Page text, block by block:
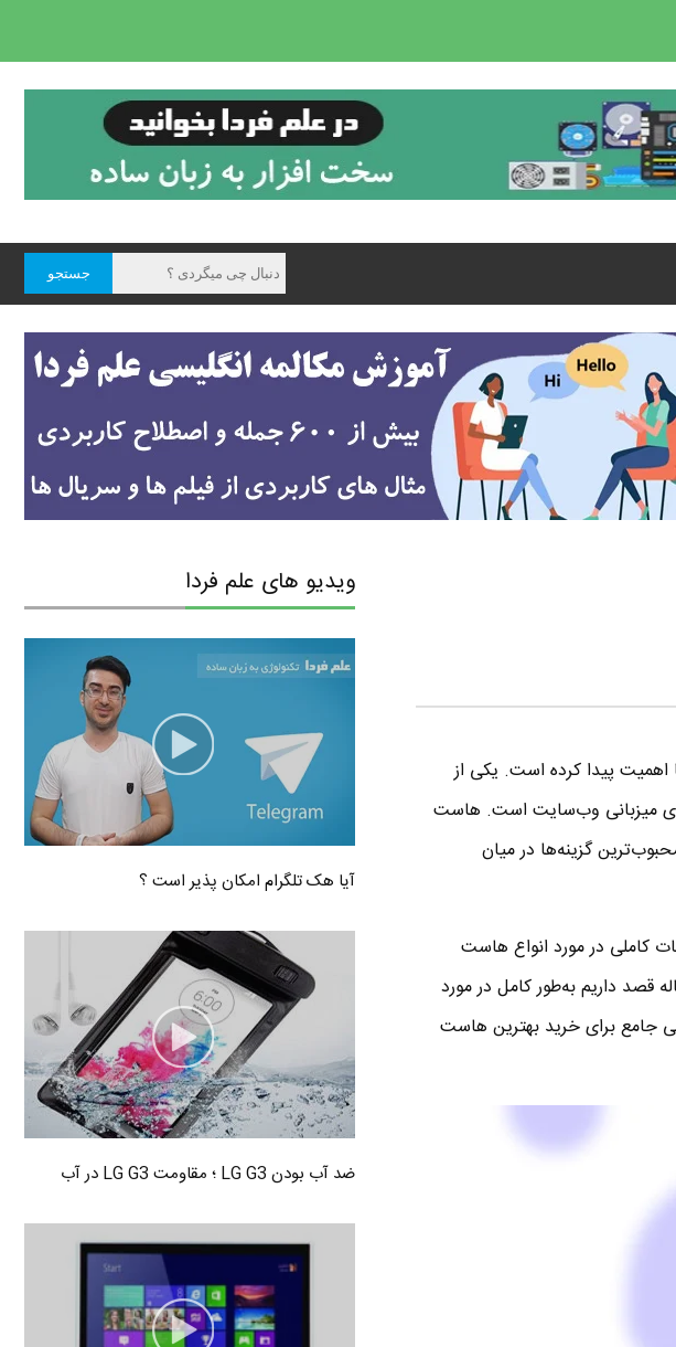
پیدا کرده است. یکی از
میزبانی وب‌سایت است. هاست
گزینه‌ها در میان
کاملی در مورد انواع هاست
قصد داریم به‌طور کامل در مورد
جامع برای خرید بهترین هاست
ویدیو های علم فردا
آیا هک تلگرام امکان پذیر است ؟
ضد آب بودن LG G3 ؛ مقاومت LG G3 در آب